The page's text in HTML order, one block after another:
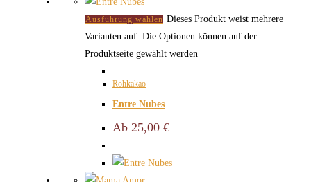
Ausführung wählen Dieses Produkt weist mehrere
Varianten auf. Die Optionen können auf der
Produktseite gewählt werden
Rohkakao
Entre Nubes
Ab 25,00 €